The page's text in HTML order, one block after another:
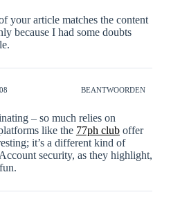
your article matches the content
because I had some doubts
BEANTWOORDEN
– so much relies on
like the 77ph cluboffer
it’s a different kind of
Account security, as they highlight,